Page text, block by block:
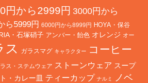
円から2999円 3000円から
ら5999円 6000円から8999円 HOYA・保谷
・石塚硝子 アンバー・飴色 オレンジ オー
ス ガラスマグ キャラクター
コーヒー
ス・ステムウェア ストーンウェア スープ
・カレー皿 ティーカップ ナルミ
ノベ